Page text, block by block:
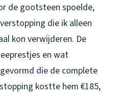
de gootsteen spoelde,
die ik alleen
kon verwijderen. De
en wat
die de complete
kostte hem €185,